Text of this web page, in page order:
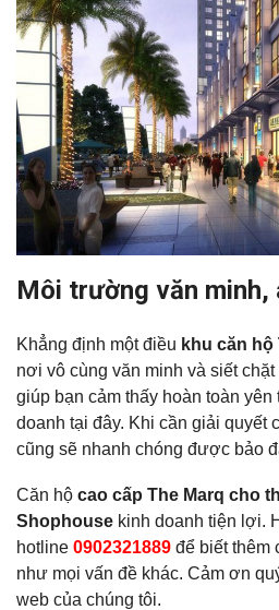
Môi trường văn minh,
Khẳng định một điều khu căn hộ
nơi vô cùng văn minh và siết
giúp bạn cảm thấy hoàn toàn yên
doanh tại đây. Khi cần giải quyết
cũng sẽ nhanh chóng được bảo
Căn hộ cao cấp The Marq cho
Shophouse kinh doanh tiện lợi.
hotline 0902321889 để biết thêm
như mọi vấn đề khác. Cảm ơn
web của chúng tôi.